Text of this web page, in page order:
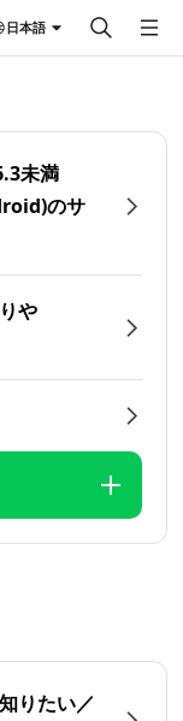
日本語
未満
のサ
や
りたい／